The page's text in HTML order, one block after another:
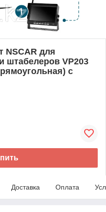
NSCAR для
штабелеров VP203
с
Доставка Оплата